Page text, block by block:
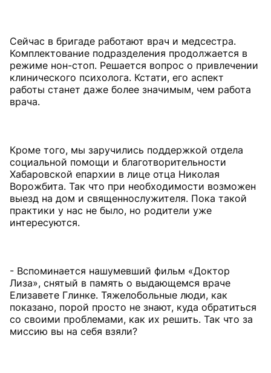
Сейчас в бригаде работают врач и медсестра.
Комплектование подразделения продолжается в
режиме нон-стоп. Решается вопрос о привлечении
клинического психолога. Кстати, его аспект
работы станет даже более значимым, чем работа
врача.
Кроме того, мы заручились поддержкой отдела
социальной помощи и благотворительности
Хабаровской епархии в лице отца Николая
Ворожбита. Так что при необходимости возможен
выезд на дом и священнослужителя. Пока такой
практики у нас не было, но родители уже
интересуются.
- Вспоминается нашумевший фильм «Доктор
Лиза», снятый в память о выдающемся враче
Елизавете Глинке. Тяжелобольные люди, как
показано, порой просто не знают, куда обратиться
со своими проблемами, как их решить. Так что за
миссию вы на себя взяли?